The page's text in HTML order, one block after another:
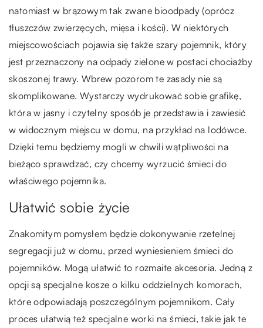
natomiast w brązowym tak zwane bioodpady (oprócz
tłuszczów zwierzęcych, mięsa i kości). W niektórych
miejscowościach pojawia się także szary pojemnik, który
jest przeznaczony na odpady zielone w postaci chociażby
skoszonej trawy. Wbrew pozorom te zasady nie są
skomplikowane. Wystarczy wydrukować sobie grafikę,
która w jasny i czytelny sposób je przedstawia i zawiesić
w widocznym miejscu w domu, na przykład na lodówce.
Dzięki temu będziemy mogli w chwili wątpliwości na
bieżąco sprawdzać, czy chcemy wyrzucić śmieci do
właściwego pojemnika.
Ułatwić sobie życie
Znakomitym pomysłem będzie dokonywanie rzetelnej
segregacji już w domu, przed wyniesieniem śmieci do
pojemników. Mogą ułatwić to rozmaite akcesoria. Jedną z
opcji są specjalne kosze o kilku oddzielnych komorach,
które odpowiadają poszczególnym pojemnikom. Cały
proces ułatwią też specjalne worki na śmieci, takie jak te